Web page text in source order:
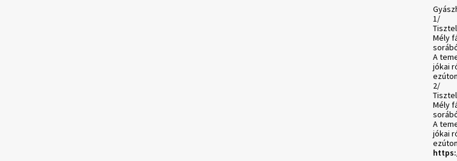
1/
Mély
A
jókai
2/
Mély
A
jókai